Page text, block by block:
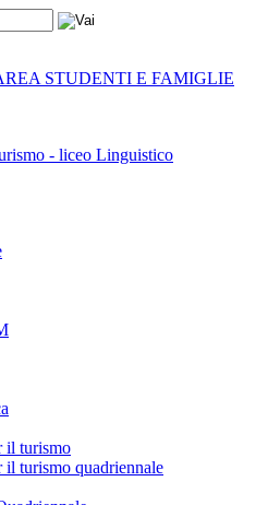
STUDENTI E FAMIGLIE
- liceo Linguistico
il turismo
il turismo quadriennale